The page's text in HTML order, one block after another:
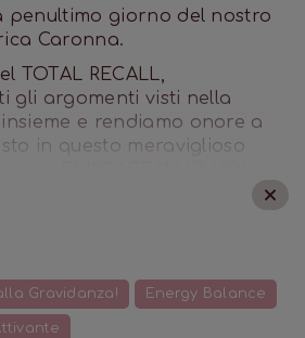
penultimo giorno del nostro
Caronna.
TOTAL RECALL,
gli argomenti visti nella
e rendiamo onore a
in questo meraviglioso
Gravidanza! Energy Balance